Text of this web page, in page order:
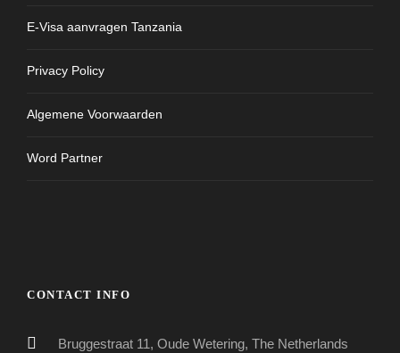
E-Visa aanvragen Tanzania
Privacy Policy
Algemene Voorwaarden
Word Partner
CONTACT INFO
Bruggestraat 11, Oude Wetering, The Netherlands